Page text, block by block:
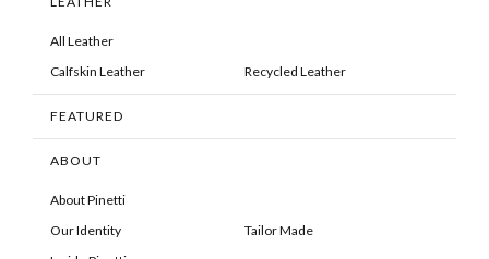
All Leather
Calfskin Leather
Recycled Leather
FEATURED
ABOUT
About Pinetti
Our Identity
Tailor Made